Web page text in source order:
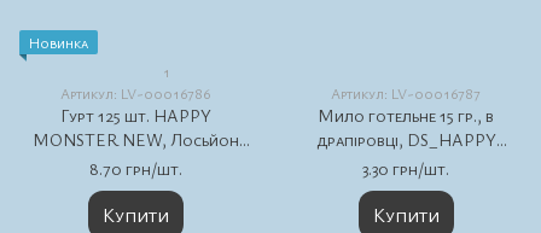
Новинка
1
Артикул: LV-00016786
Гурт 125 шт. HAPPY
MONSTER NEW, Лосьйон
для тіла, Туба 20 мл.,
8.70 грн/шт.
Купити
Артикул: LV-00016787
Мило готельне 15 гр., в
драпіровці, DS_HAPPY
MONSTER NEW
3.30 грн/шт.
Купити